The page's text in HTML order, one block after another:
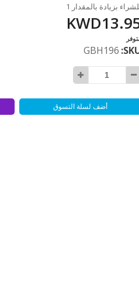
بزيادة بالمقدار 1
GBH196
أضف لسلة التسوق